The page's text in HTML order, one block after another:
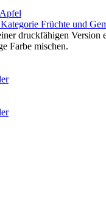
Früchte und
druckfähigen Version
Farbe mischen.